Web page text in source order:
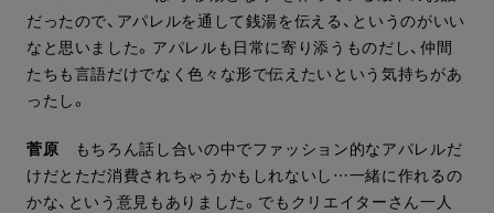
だったので、アパレルを通して銭湯を伝える、というのがいい
なと思いました。アパレルも日常に寄り添うものだし、仲間
たちも言語だけでなく色々な形で伝えたいという気持ちがあ
ったし。
菅原 もちろん話し合いの中でファッション的なアパレルだ
けだとただ消費されちゃうかもしれないし…一緒に作れるの
かな、という意見もありました。でもクリエイターさん一人